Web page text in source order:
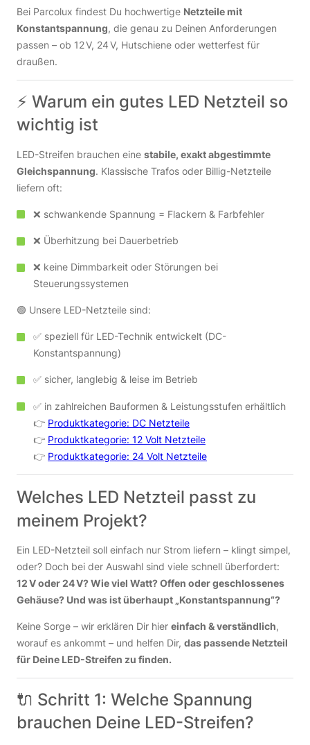
Bei Parcolux findest Du hochwertige Netzteile mit
Konstantspannung, die genau zu Deinen Anforderungen
passen – ob 12 V, 24 V, Hutschiene oder wetterfest für
draußen.
⚡ Warum ein gutes LED Netzteil so
wichtig ist
LED-Streifen brauchen eine stabile, exakt abgestimmte
Gleichspannung. Klassische Trafos oder Billig-Netzteile
liefern oft:
❌ schwankende Spannung = Flackern & Farbfehler
❌ Überhitzung bei Dauerbetrieb
❌ keine Dimmbarkeit oder Störungen bei
Steuerungssystemen
🟢 Unsere LED-Netzteile sind:
✅ speziell für LED-Technik entwickelt (DC-
Konstantspannung)
✅ sicher, langlebig & leise im Betrieb
✅ in zahlreichen Bauformen & Leistungsstufen erhältlich
👉 Produktkategorie: DC Netzteile
👉 Produktkategorie: 12 Volt Netzteile
👉 Produktkategorie: 24 Volt Netzteile
Welches LED Netzteil passt zu
meinem Projekt?
Ein LED-Netzteil soll einfach nur Strom liefern – klingt simpel,
oder? Doch bei der Auswahl sind viele schnell überfordert:
12 V oder 24 V? Wie viel Watt? Offen oder geschlossenes
Gehäuse? Und was ist überhaupt „Konstantspannung“?
Keine Sorge – wir erklären Dir hier einfach & verständlich,
worauf es ankommt – und helfen Dir, das passende Netzteil
für Deine LED-Streifen zu finden.
🔌 Schritt 1: Welche Spannung
brauchen Deine LED-Streifen?